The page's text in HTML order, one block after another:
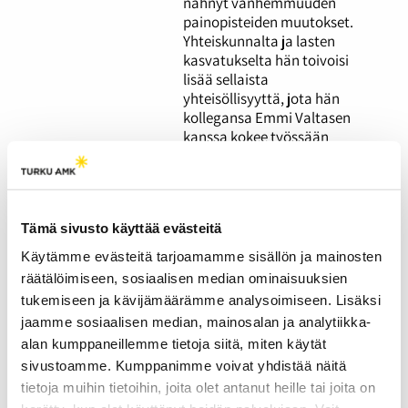
Tämä sivusto käyttää evästeitä
Käytämme evästeitä tarjoamamme sisällön ja mainosten
räätälöimiseen, sosiaalisen median ominaisuuksien
tukemiseen ja kävijämäärämme analysoimiseen. Lisäksi
jaamme sosiaalisen median, mainosalan ja analytiikka-
alan kumppaneillemme tietoja siitä, miten käytät
sivustoamme. Kumppanimme voivat yhdistää näitä
tietoja muihin tietoihin, joita olet antanut heille tai joita on
painopisteiden muutokset.
Yhteiskunnalta ja lasten
kasvatukselta hän toivoisi
lisää sellaista
yhteisöllisyyttä, jota hän
kollegansa Emmi Valtasen
kanssa kokee työssään
nuorelle eräänlainen
henkireikä" – aikuiseksi
kasvaminen somessa
herättää ristiriitaisia
tunteita
26.03.2026 YHTEISKUNTA
Pitäisikö sosiaalinen media